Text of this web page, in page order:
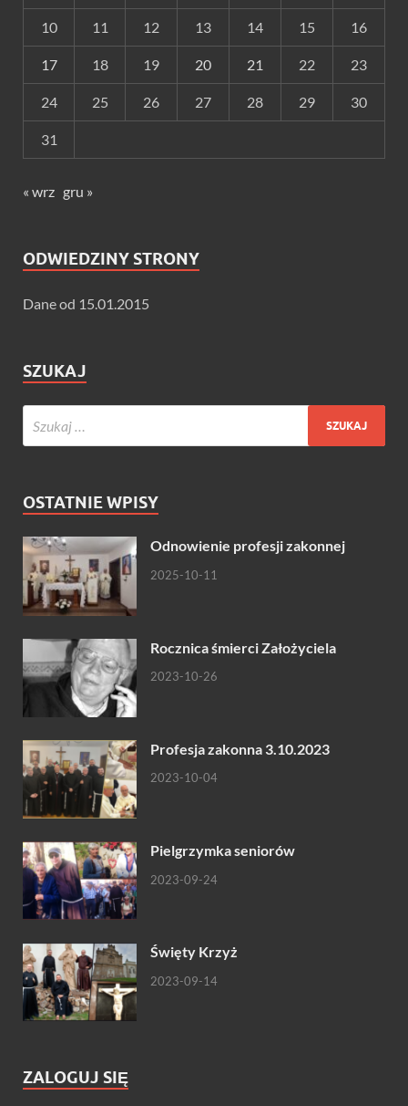
10 11 12 13 14 15 16
17 18 19 20 21 22 23
24 25 26 27 28 29 30
31
« wrz gru »
ODWIEDZINY STRONY
Dane od 15.01.2015
SZUKAJ
OSTATNIE WPISY
Odnowienie profesji zakonnej
2025-10-11
Rocznica śmierci Założyciela
2023-10-26
Profesja zakonna 3.10.2023
2023-10-04
Pielgrzymka seniorów
2023-09-24
Święty Krzyż
2023-09-14
ZALOGUJ SIĘ